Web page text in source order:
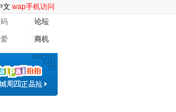
文 wap手机访问
论坛
商机